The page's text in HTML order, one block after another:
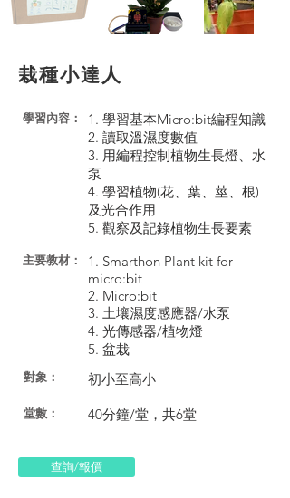
栽種小達人
學習內容：
1. 學習基本Micro:bit編程知識
2. 讀取溫濕度數值
3. 用編程控制植物生長燈、水
泵
4. 學習植物(花、葉、莖、根)
及光合作用
5. 觀察及記錄植物生長要素
​主要教材：
1. Smarthon Plant kit for
micro:bit
2. Micro:bit
3. 土壤濕度感應器/水泵
4. 光傳感器/植物燈
5. 盆栽
對象： 初小至高小
​堂數： 40分鐘/堂，共6堂
查詢/報價